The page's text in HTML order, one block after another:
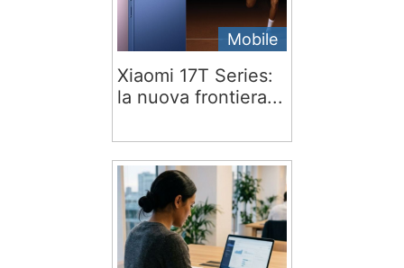
Mobile
Xiaomi 17T Series:
la nuova frontiera...